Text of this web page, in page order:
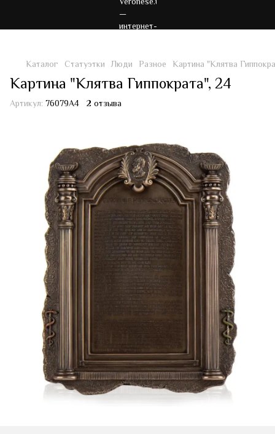
Каталог Статуэтки Люди Разное Картина "Клятва
Картина "Клятва Гиппократа", 24
Артикул: 76079A4 2 отзыва